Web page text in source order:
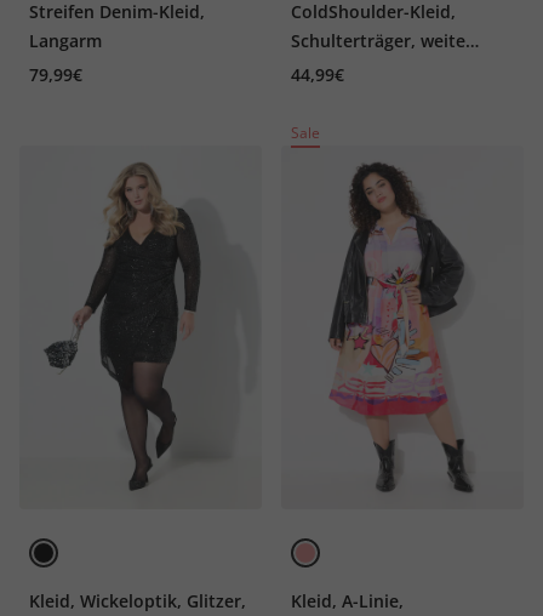
Streifen Denim-Kleid,
Langarm
79,99€
ColdShoulder-Kleid,
Schulterträger, weite
Ärmel
44,99€
Kleid, Wickeloptik, Glitzer,
Sale
Kleid, A-Linie,